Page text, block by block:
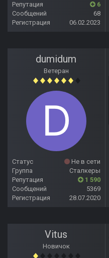
Репутация
6
Сообщений
68
Регистрация
06.02.2023
dumidum
Ветеран
Статус
Не в сети
Группа
Сталкеры
Репутация
1 590
Сообщений
5369
Регистрация
28.07.2020
Vitus
Новичок